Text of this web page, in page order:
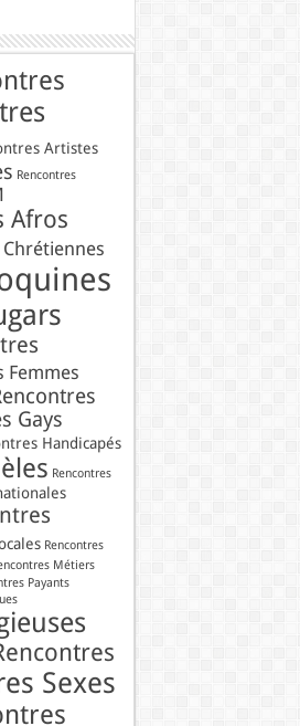
Artistes
Rencontres
Afros
Femmes
Gays
Handicapés
Rencontres
Rencontres
Métiers
Payants
Sexes